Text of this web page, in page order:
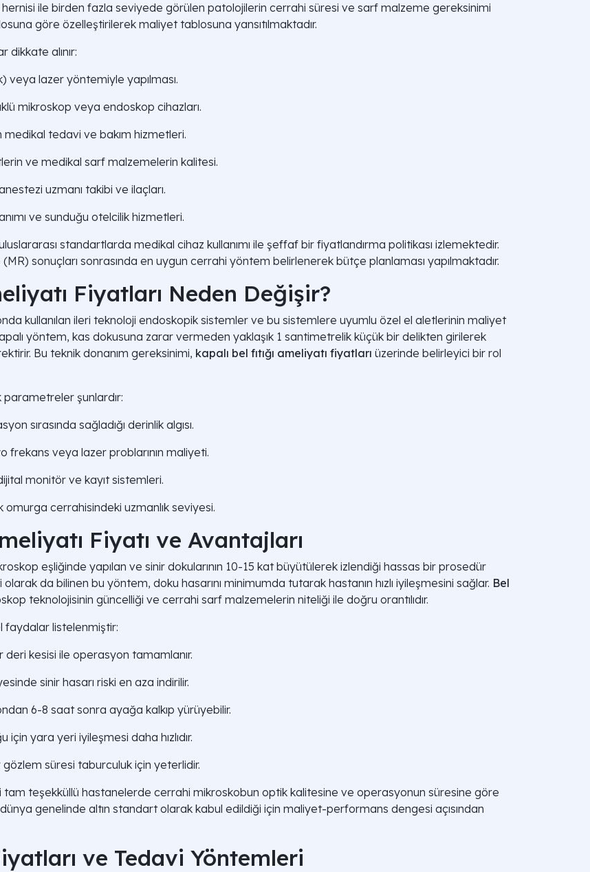
hernisi ile birden fazla seviyede görülen patolojilerin cerrahi süresi ve sarf malzeme gereksinimi
göre özelleştirilerek maliyet tablosuna yansıtılmaktadır.
dikkate alınır:
veya lazer yöntemiyle yapılması.
mikroskop veya endoskop cihazları.
tedavi ve bakım hizmetleri.
ve medikal sarf malzemelerin kalitesi.
uzmanı takibi ve ilaçları.
ve sunduğu otelcilik hizmetleri.
standartlarda medikal cihaz kullanımı ile şeffaf bir fiyatlandırma politikası izlemektedir.
sonuçları sonrasında en uygun cerrahi yöntem belirlenerek bütçe planlaması yapılmaktadır.
Fiyatları Neden Değişir?
kullanılan ileri teknoloji endoskopik sistemler ve bu sistemlere uyumlu özel el aletlerinin maliyet
yöntem, kas dokusuna zarar vermeden yaklaşık 1 santimetrelik küçük bir delikten girilerek
Bu teknik donanım gereksinimi, kapalı bel fıtığı ameliyatı fiyatları üzerinde belirleyici bir rol
şunlardır:
sırasında sağladığı derinlik algısı.
frekans veya lazer problarının maliyeti.
monitör ve kayıt sistemleri.
cerrahisindeki uzmanlık seviyesi.
Fiyatı ve Avantajları
eşliğinde yapılan ve sinir dokularının 10-15 kat büyütülerek izlendiği hassas bir prosedür
da bilinen bu yöntem, doku hasarını minimumda tutarak hastanın hızlı iyileşmesini sağlar. Bel
teknolojisinin güncelliği ve cerrahi sarf malzemelerin niteliği ile doğru orantılıdır.
faydalar listelenmiştir:
deri kesisi ile operasyon tamamlanır.
sinir hasarı riski en aza indirilir.
6-8 saat sonra ayağa kalkıp yürüyebilir.
için yara yeri iyileşmesi daha hızlıdır.
süresi taburculuk için yeterlidir.
teşekküllü hastanelerde cerrahi mikroskobun optik kalitesine ve operasyonun süresine göre
genelinde altın standart olarak kabul edildiği için maliyet-performans dengesi açısından
ve Tedavi Yöntemleri